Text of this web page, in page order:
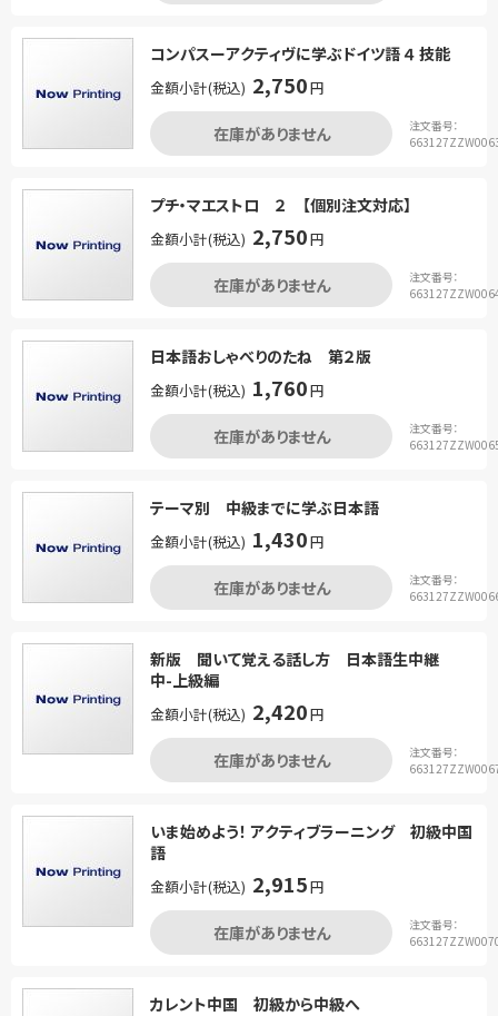
コンパスーアクティヴに学ぶドイツ語 ４ 技能
金額小計(税込) 2,750円
在庫がありません
注文番号：
プチ・マエストロ ２ 【個別注文対応】
金額小計(税込) 2,750円
在庫がありません
注文番号：
日本語おしゃべりのたね 第２版
金額小計(税込) 1,760円
在庫がありません
注文番号：
テーマ別 中級までに学ぶ日本語
金額小計(税込) 1,430円
在庫がありません
注文番号：
新版 聞いて覚える話し方 日本語生中継
中-上級編
金額小計(税込) 2,420円
在庫がありません
注文番号：
いま始めよう！ アクティブラーニング 初級中国
語
金額小計(税込) 2,915円
在庫がありません
注文番号：
カレント中国 初級から中級へ